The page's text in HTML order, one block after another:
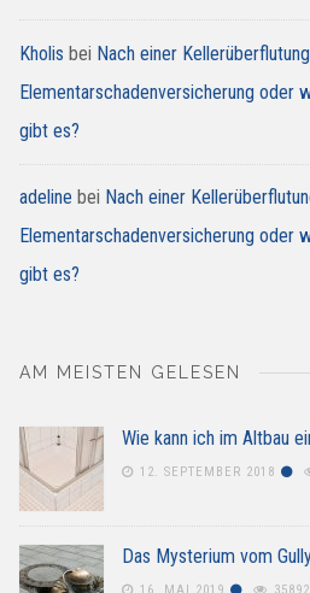
Kholis bei Nach einer
Elementarschadenversicherung oder
gibt es?
adeline bei Nach einer
Elementarschadenversicherung oder
gibt es?
AM MEISTEN GELESEN
Wie kann ich im Altbau
12. SEPTEMBER 2018
Das Mysterium vom
16. MAI 2019 35892